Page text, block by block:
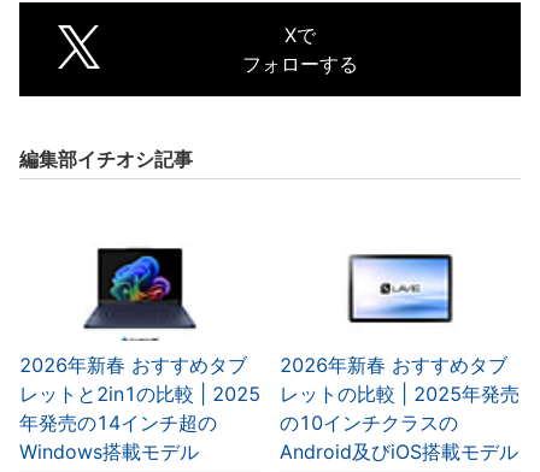
Xで
フォローする
編集部イチオシ記事
2026年新春 おすすめタブ
レットと2in1の比較 | 2025
年発売の14インチ超の
Windows搭載モデル
2026年新春 おすすめタブ
レットの比較 | 2025年発売
の10インチクラスの
Android及びiOS搭載モデル